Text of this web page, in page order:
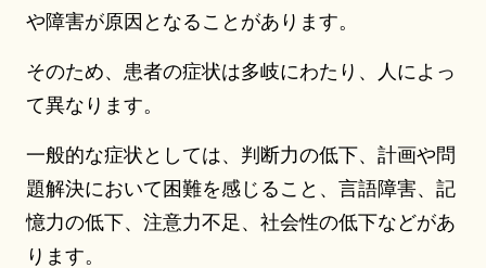
や障害が原因となることがあります。
そのため、患者の症状は多岐にわたり、人によっ
て異なります。
一般的な症状としては、判断力の低下、計画や問
題解決において困難を感じること、言語障害、記
憶力の低下、注意力不足、社会性の低下などがあ
ります。